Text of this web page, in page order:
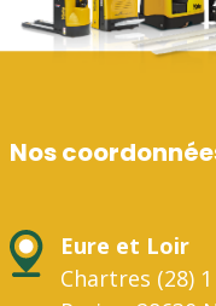
Nos
Eure et Loir
Chartres (28)